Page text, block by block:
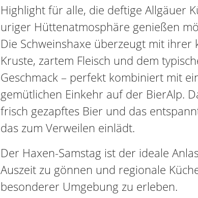
Highlight für alle, die deftige Allgäuer
uriger Hüttenatmosphäre genießen
Die Schweinshaxe überzeugt mit ihrer
Kruste, zartem Fleisch und dem
Geschmack – perfekt kombiniert mit
gemütlichen Einkehr auf der BierAlp.
frisch gezapftes Bier und das
das zum Verweilen einlädt.
Der Haxen-Samstag ist der ideale
Auszeit zu gönnen und regionale
besonderer Umgebung zu erleben.